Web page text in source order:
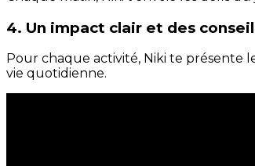
4. Un impact clair et des
Pour chaque activité, Niki te présente
vie quotidienne.